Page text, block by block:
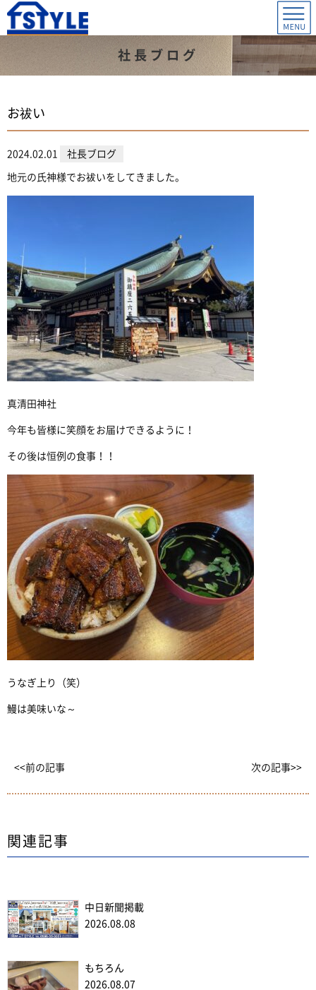
社長ブログ
お祓い
2024.02.01 社長ブログ
地元の氏神様でお祓いをしてきました。
真清田神社
今年も皆様に笑顔をお届けできるように！
その後は恒例の食事！！
うなぎ上り（笑）
鰻は美味いな～
<<前の記事 次の記事>>
関連記事
中日新聞掲載
2026.08.08
もちろん
2026.08.07